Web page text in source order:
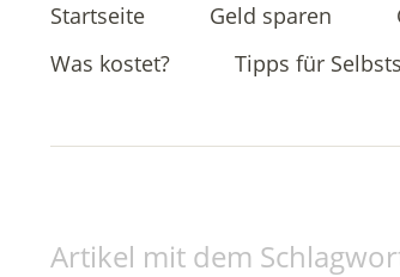
Startseite Geld sparen
Was kostet?
Tipps für
Artikel mit dem